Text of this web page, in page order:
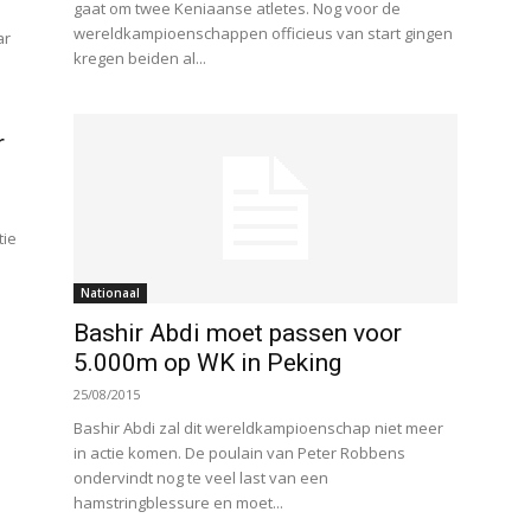
gaat om twee Keniaanse atletes. Nog voor de
wereldkampioenschappen officieus van start gingen
kregen beiden al...
Nationaal
Bashir Abdi moet passen voor
5.000m op WK in Peking
25/08/2015
Bashir Abdi zal dit wereldkampioenschap niet meer
in actie komen. De poulain van Peter Robbens
ondervindt nog te veel last van een
hamstringblessure en moet...